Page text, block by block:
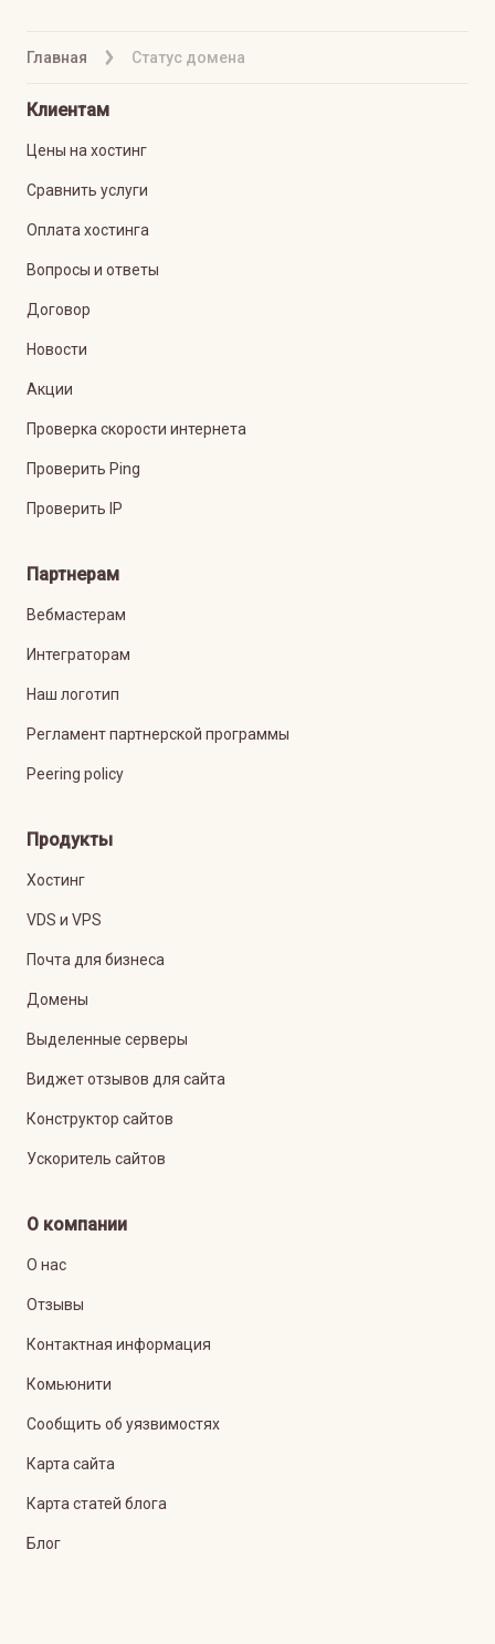
Главная Статус домена
Клиентам
Цены на хостинг
Сравнить услуги
Оплата хостинга
Вопросы и ответы
Договор
Новости
Акции
Проверка скорости интернета
Проверить Ping
Проверить IP
Партнерам
Вебмастерам
Интеграторам
Наш логотип
Регламент партнерской программы
Peering policy
Продукты
Хостинг
VDS и VPS
Почта для бизнеса
Домены
Выделенные серверы
Виджет отзывов для сайта
Конструктор сайтов
Ускоритель сайтов
О компании
О нас
Отзывы
Контактная информация
Комьюнити
Сообщить об уязвимостях
Карта сайта
Карта статей блога
Блог